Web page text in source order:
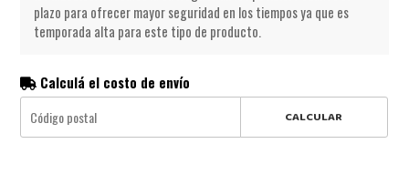
plazo para ofrecer mayor seguridad en los tiempos ya que es
temporada alta para este tipo de producto.
Calculá el costo de envío
CALCULAR